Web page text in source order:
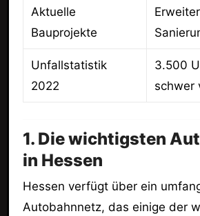
Aktuelle
Bauprojekte
Unfallstatistik
2022
3.500
schwer
1. Die wichtigsten
in Hessen
Hessen verfügt über ein
Autobahnnetz, das einige der